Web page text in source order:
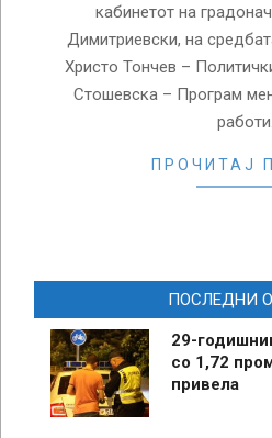
кабинетот на
Димитриевски, на
Христо Тончев –
Стошевска – Програм
работи.
ПРОЧИТАЈ
ПОСЛЕДНИ
29-
со 1,72
привела